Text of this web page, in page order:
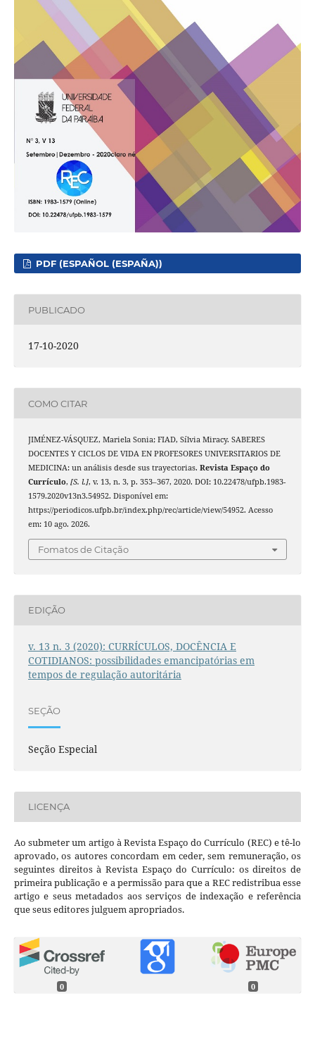
PDF (ESPAÑOL (ESPAÑA))
PUBLICADO
17-10-2020
COMO CITAR
JIMÉNEZ-VÁSQUEZ, Mariela Sonia; FIAD, Sílvia Miracy. SABERES
DOCENTES Y CICLOS DE VIDA EN PROFESORES UNIVERSITARIOS DE
MEDICINA: un análisis desde sus trayectorias. Revista Espaço do
Currículo, [S. l.], v. 13, n. 3, p. 353–367, 2020. DOI: 10.22478/ufpb.1983-
1579.2020v13n3.54952. Disponível em:
https://periodicos.ufpb.br/index.php/rec/article/view/54952. Acesso
em: 10 ago. 2026.
Fomatos de Citação
EDIÇÃO
v. 13 n. 3 (2020): CURRÍCULOS, DOCÊNCIA E
COTIDIANOS: possibilidades emancipatórias em
tempos de regulação autoritária
SEÇÃO
Seção Especial
LICENÇA
Ao submeter um artigo à Revista Espaço do Currículo (REC) e tê-lo
aprovado, os autores concordam em ceder, sem remuneração, os
seguintes direitos à Revista Espaço do Currículo: os direitos de
primeira publicação e a permissão para que a REC redistribua esse
artigo e seus metadados aos serviços de indexação e referência
que seus editores julguem apropriados.
0 0